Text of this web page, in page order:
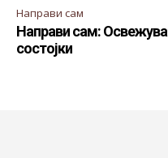
Направи сам
Направи сам:
состојки